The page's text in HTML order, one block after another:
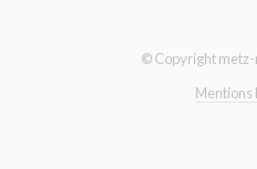
© Copyright
Mentions